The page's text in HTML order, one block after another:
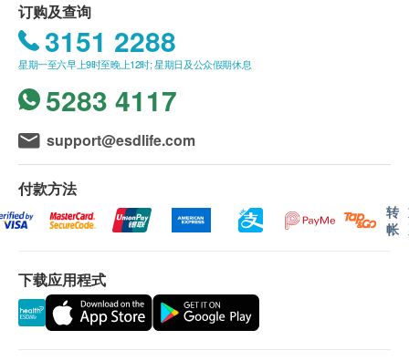
角膜变越黎越好混浊，导致视力下降。
ApexHealth 矫视基因测试
针对5大常见TGFBI基因变异，及早发现角膜营养不良
(Corneal Dystrophy) 风险，几分钟口腔棉花棒采样，
完全无痛，测试准确！
3个工作天报告（由检查后下一个工作天计起，星期
六、日及公众假期不计算在内），喺手术前更清楚了
解自己系咪带有特定慨遗传风险。
参考其产品页面。)
报告跟进： 报告将以电子方式发送。客户收到电
子报告后，我们会安排医护人员致电进行专业讲
解。请注意，报告讲解的轮候时间或会因应个别化
验项目所需时间或客户指定时段等因素而有所调
整。
订购一经确认，不设更改已订购的计划，转让给第
三者及／或退款。
如有任何争议，「健康网购health.ESDlife」及
ApexHealth保留最终决定权。
免责声明：
所有健康检查/服务并非作为医务诊断或治疗用
途。当阁下身体健康出现任何疾病征兆时，应立即
电话：35042738
订购及查询
3151 2288
星期一至六早上9时至晚上12时; 星期日及公众假期休息
5283 4117
support@esdlife.com
付款方法
转
帐
下载应用程式